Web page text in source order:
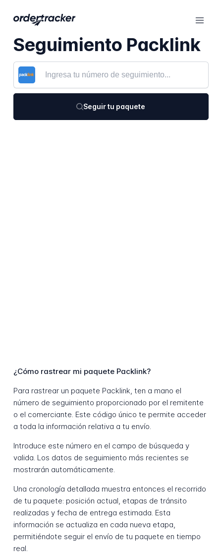
Seguimiento Packlink
Seguir tu paquete
¿Cómo rastrear mi paquete Packlink?
Para rastrear un paquete Packlink, ten a mano el
número de seguimiento proporcionado por el remitente
o el comerciante. Este código único te permite acceder
a toda la información relativa a tu envío.
Introduce este número en el campo de búsqueda y
valida. Los datos de seguimiento más recientes se
mostrarán automáticamente.
Una cronología detallada muestra entonces el recorrido
de tu paquete: posición actual, etapas de tránsito
realizadas y fecha de entrega estimada. Esta
información se actualiza en cada nueva etapa,
permitiéndote seguir el envío de tu paquete en tiempo
real.